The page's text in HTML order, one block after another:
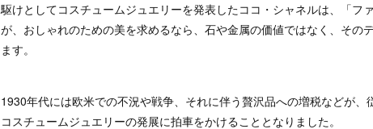
駆けとしてコスチュームジュエリーを発表したココ・シャネルは、「フ
が、おしゃれのための美を求めるなら、石や金属の価値ではなく、その
ます。
1930年代には欧米での不況や戦争、それに伴う贅沢品への増税などが
コスチュームジュエリーの発展に拍車をかけることとなりました。